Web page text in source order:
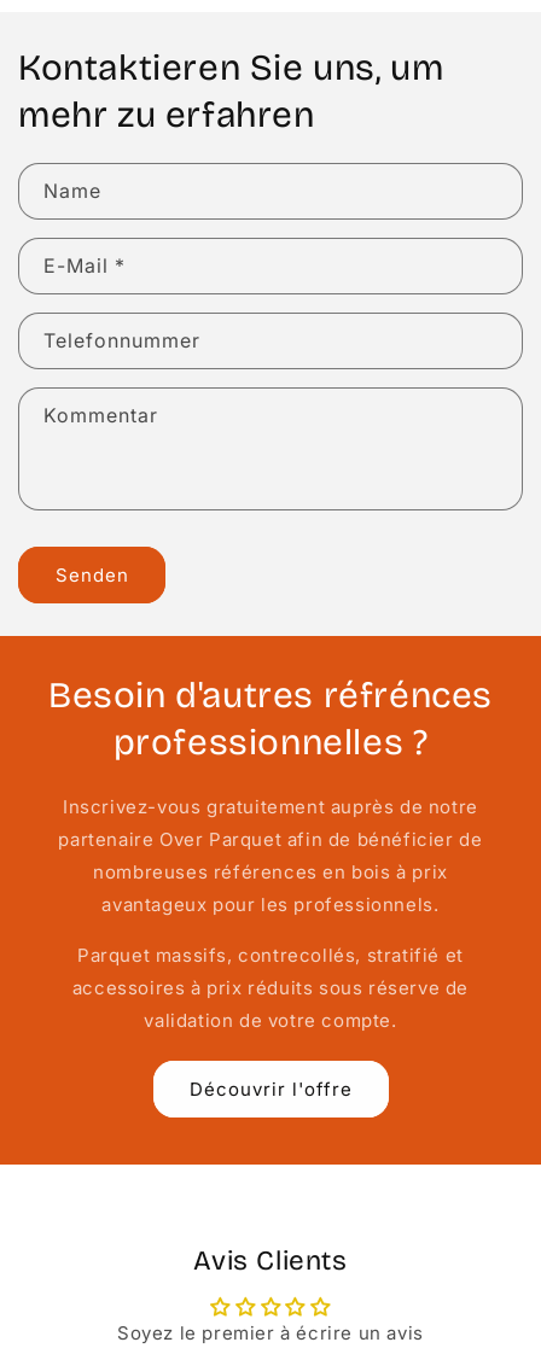
Kontaktieren Sie uns, um
mehr zu erfahren
Name
E-Mail *
Telefonnummer
Kommentar
Senden
Besoin d'autres réfrénces
professionnelles ?
Inscrivez-vous gratuitement auprès de notre
partenaire Over Parquet afin de bénéficier de
nombreuses références en bois à prix
avantageux pour les professionnels.
Parquet massifs, contrecollés, stratifié et
accessoires à prix réduits sous réserve de
validation de votre compte.
Découvrir l'offre
Avis Clients
Soyez le premier à écrire un avis